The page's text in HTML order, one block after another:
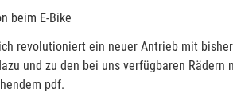
beim E-Bike
revolutioniert ein neuer Antrieb mit
und zu den bei uns verfügbaren
pdf.